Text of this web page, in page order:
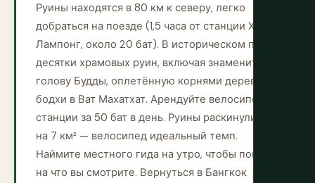
Руины находятся в 80 км к северу, легко
добраться на поезде (1,5 часа от станции Хуа
Лампонг, около 20 бат). В историческом парке
десятки храмовых руин, включая знаменитую
голову Будды, оплетённую корнями дерева
бодхи в Ват Махатхат. Арендуйте велосипед на
станции за 50 бат в день. Руины раскинулись
на 7 км² — велосипед идеальный темп.
Наймите местного гида на утро, чтобы понять,
на что вы смотрите. Вернуться в Бангкок